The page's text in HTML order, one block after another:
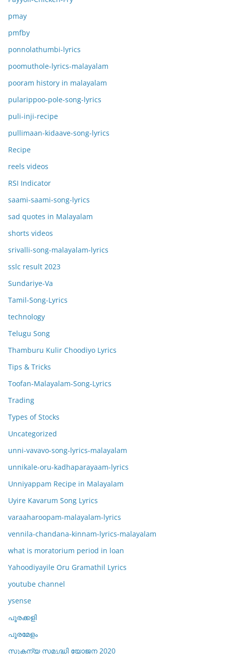
pmay
pmfby
ponnolathumbi-lyrics
poomuthole-lyrics-malayalam
pooram history in malayalam
pularippoo-pole-song-lyrics
puli-inji-recipe
pullimaan-kidaave-song-lyrics
Recipe
reels videos
RSI Indicator
saami-saami-song-lyrics
sad quotes in Malayalam
shorts videos
srivalli-song-malayalam-lyrics
sslc result 2023
Sundariye-Va
Tamil-Song-Lyrics
technology
Telugu Song
Thamburu Kulir Choodiyo Lyrics
Tips & Tricks
Toofan-Malayalam-Song-Lyrics
Trading
Types of Stocks
Uncategorized
unni-vavavo-song-lyrics-malayalam
unnikale-oru-kadhaparayaam-lyrics
Unniyappam Recipe in Malayalam
Uyire Kavarum Song Lyrics
varaaharoopam-malayalam-lyrics
vennila-chandana-kinnam-lyrics-malayalam
what is moratorium period in loan
Yahoodiyayile Oru Gramathil Lyrics
youtube channel
ysense
പൂരക്കളി
പൂരമേളം
സുകന്യ സമൃദ്ധി യോജന 2020